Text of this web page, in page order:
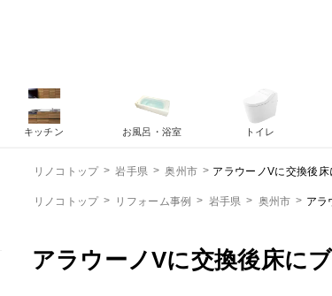
リノコトップ 岩手県 奥州市 アラウーノVに交換後
リノコトップ リフォーム事例 岩手県 奥州市 アラ
アラウーノVに交換後床に
キッチン お風呂・浴室 トイレ